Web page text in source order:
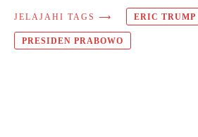
JELAJAHI TAGS ⟶ ERIC TRUMP
PRESIDEN PRABOWO